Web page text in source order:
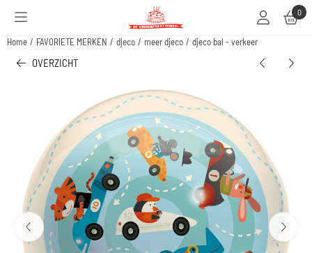
Cookievoorkeuren zijn beschikbaar. Kies instellingen of sta alle cookies toe.0
Home / FAVORIETE MERKEN / djeco / meer djeco / djeco bal - verkeer
OVERZICHT